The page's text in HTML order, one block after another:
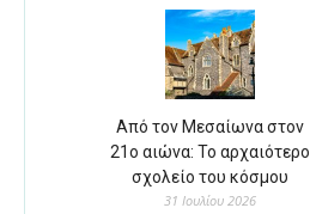
Από τον Μεσαίωνα στον
21ο αιώνα: Το αρχαιότερο
σχολείο του κόσμου
31 Ιουλίου 2026